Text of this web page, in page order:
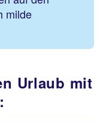
milde
Urlaub mit